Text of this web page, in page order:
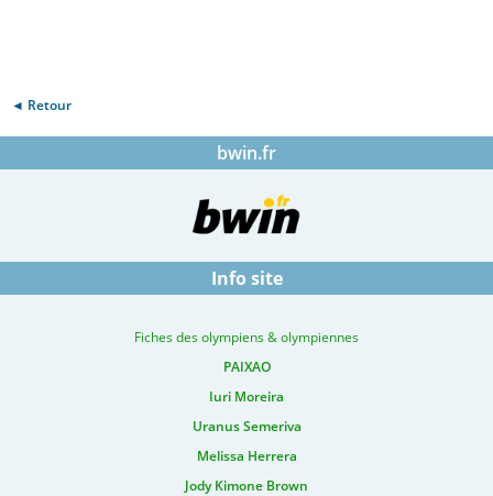
◄ Retour
bwin.fr
Info site
Fiches des olympiens & olympiennes
PAIXAO
Iuri Moreira
Uranus Semeriva
Melissa Herrera
Jody Kimone Brown